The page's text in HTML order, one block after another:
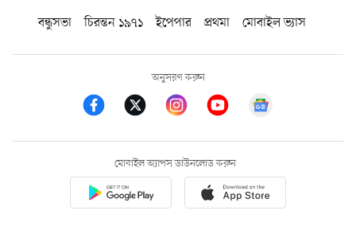
বন্ধুসভা
চিরন্তন ১৯৭১ ইপেপার প্রথমা মোবাইল ভ্যাস
অনুসরণ করুন
মোবাইল অ্যাপস ডাউনলোড করুন